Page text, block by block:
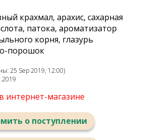
крахмал, арахис, сахарная
патока, ароматизатор
корня, глазурь
порошок
25 Sep 2019, 12:00)
интернет-магазине
о поступлении